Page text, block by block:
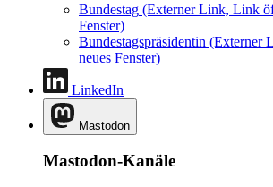
Bundestag (Externer Link, Link
Fenster)
Bundestagspräsidentin (Externer
neues Fenster)
LinkedIn
Mastodon
Mastodon-Kanäle